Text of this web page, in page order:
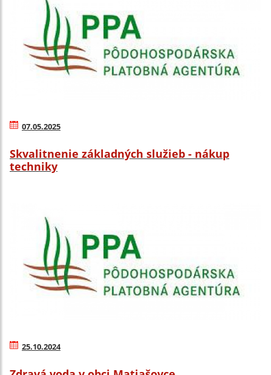
07.05.2025
Skvalitnenie základných služieb - nákup
techniky
25.10.2024